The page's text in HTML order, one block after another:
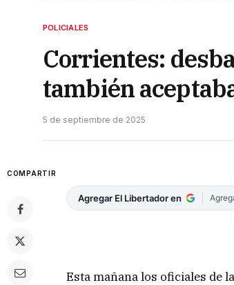
POLICIALES
Corrientes:
también
5 de septiembre de 2025
COMPARTIR
Agregar El Libertador en
Esta mañana los oficiales de